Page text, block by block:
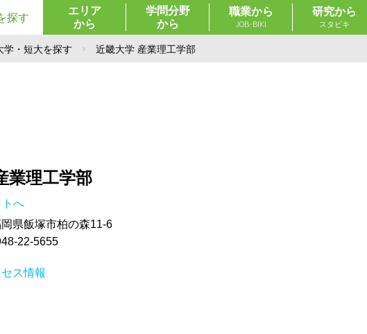
探す
エリア
から
学問分野
から
職業から
JOB-BIKI
研究から
スタビキ
学・短大を探す 近畿大学 産業理工学部
業理工学部
へ
県飯塚市柏の森11-6
22-5655
ス情報